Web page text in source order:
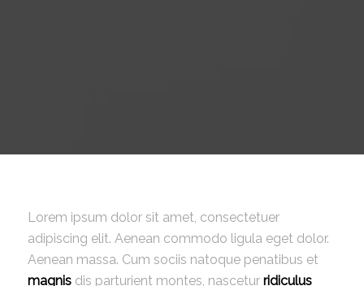
Lorem ipsum dolor sit amet, consectetuer
adipiscing elit. Aenean commodo ligula eget dolor.
Aenean massa. Cum sociis natoque penatibus et
magnisdis parturient montes, nascetur ridiculus